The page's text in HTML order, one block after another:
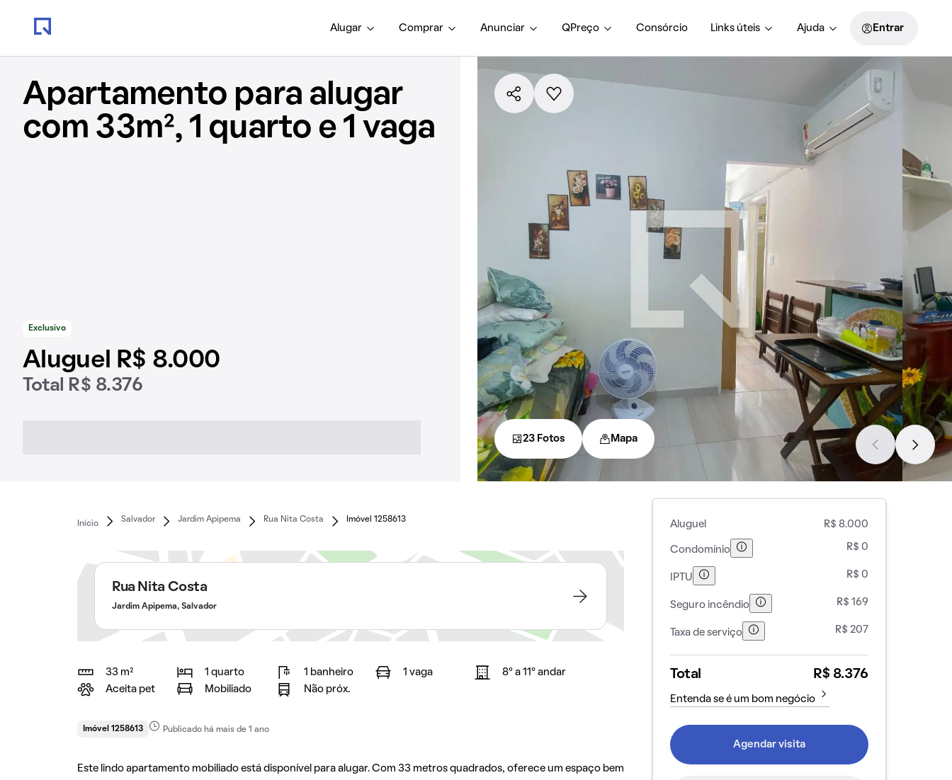
Alugar Comprar Anunciar QPreço Consórcio Links úteis Ajuda Entrar
Apartamento para alugar
com 33m², 1 quarto e 1 vaga
Exclusivo
Aluguel R$ 8.000
Total R$ 8.376
23 Fotos Mapa
Início
Salvador Jardim Apipema Rua Nita Costa Imóvel 1258613
Rua Nita Costa
Jardim Apipema, Salvador
33 m² 1 quarto 1 banheiro 1 vaga
8° a 11° andar
Aceita pet
Mobiliado Não próx.
Imóvel 1258613 Publicado há mais de 1 ano
Este lindo apartamento mobiliado está disponível para alugar. Com 33 metros quadrados, oferece um espaço bem
Aluguel R$ 8.000
Condomínio R$ 0
IPTU R$ 0
Seguro incêndio R$ 169
Taxa de serviço R$ 207
Total R$ 8.376
Entenda se é um bom negócio
Agendar visita